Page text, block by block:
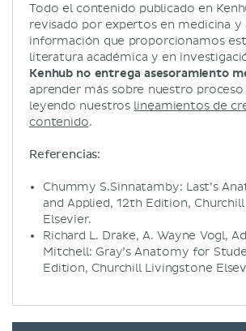
Todo el contenido publicado en
revisado por expertos en medicina y
información que proporcionamos
literatura académica y en
Kenhub no entrega asesoramiento
aprender más sobre nuestro
leyendo nuestros lineamientos de
contenido.
Referencias:
Chummy S.Sinnatamby: Last’s
and Applied, 12th Edition,
Elsevier.
Richard L. Drake, A. Wayne Vogl,
Mitchell: Gray’s Anatomy for
Edition, Churchill Livingstone